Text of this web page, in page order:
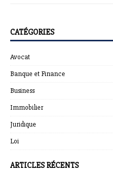
CATÉGORIES
Avocat
Banque et Finance
Business
Immobilier
Juridique
Loi
ARTICLES RÉCENTS